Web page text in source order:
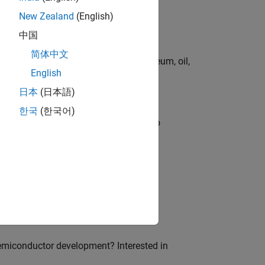
technologies in chemical, petroleum, oil,
functional teams and programs to
development? Interested in
New Zealand (English)
中国
简体中文
English
日本 (日本語)
한국 (한국어)